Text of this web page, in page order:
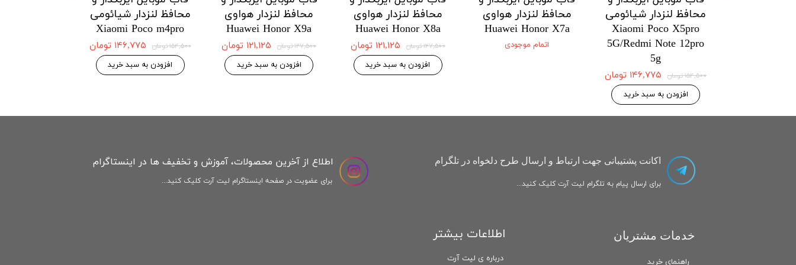
محافظ لنزدار شیائومی
Xiaomi Poco m4pro
۱۵۴,۵۰۰ تومان ۱۴۶,۷۷۵ تومان
افزودن به سبد خرید
محافظ لنزدار هواوی
Huawei Honor X9a
۱۲۷,۵۰۰ تومان ۱۲۱,۱۲۵ تومان
افزودن به سبد خرید
محافظ لنزدار هواوی
Huawei Honor X8a
۱۲۷,۵۰۰ تومان ۱۲۱,۱۲۵ تومان
افزودن به سبد خرید
محافظ لنزدار هواوی
Huawei Honor X7a
اتمام موجودی
محافظ لنزدار شیائومی
Xiaomi Poco X5pro
5G/Redmi Note 12pro
5g
۱۵۴,۵۰۰ تومان ۱۴۶,۷۷۵ تومان
افزودن به سبد خرید
راهنمای خرید
خدمات مشتریان
اکانت پشتیبانی جهت ارتباط و ارسال طرح دلخواه در تلگرام
برای ارسال پیام به تلگرام لیت آرت کلیک کنید...
اطلاعات بیشتر
درباره ی لیت آرت
اطلاع از آخرین محصولات، آموزش و تخفیف ها در اینستاگرام
برای عضویت در صفحه اینستاگرام لیت آرت کلیک کنید...